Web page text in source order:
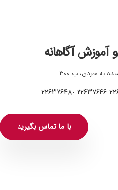
آموزش آگاهانه
به جردن، پ ۳۰۰
با ما تماس بگیرید